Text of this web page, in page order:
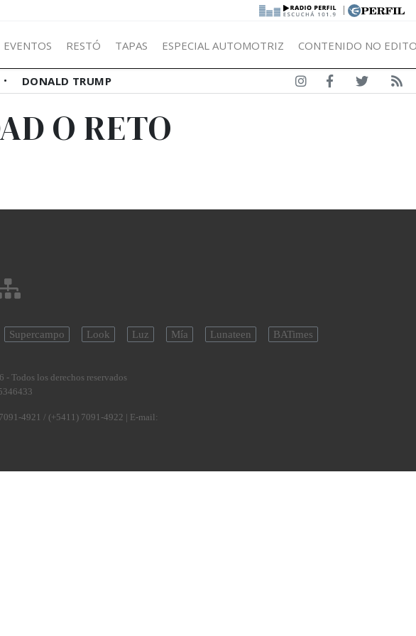
|
EVENTOS RESTÓ TAPAS ESPECIAL AUTOMOTRIZ CONTENIDO NO
DONALD TRUMP
O RETO
Supercampo Look Luz Mía Lunateen BATimes
Todos los derechos reservados
4921 / (+5411) 7091-4922 | E-mail: